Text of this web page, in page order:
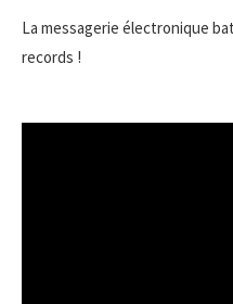
La messagerie électronique
records !